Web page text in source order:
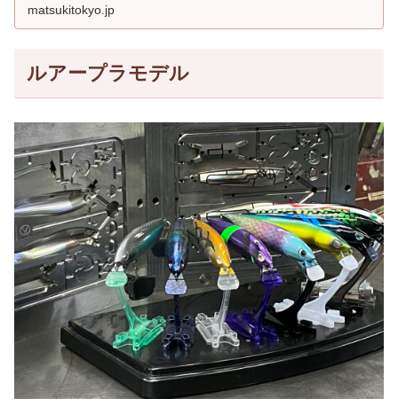
matsukitokyo.jp
ルアープラモデル